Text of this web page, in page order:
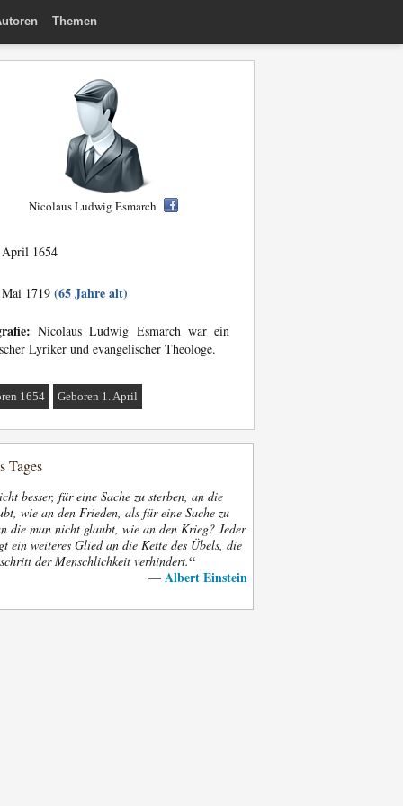
Themen
Nicolaus Ludwig Esmarch
April 1654
1719 (65 Jahre alt)
Nicolaus Ludwig Esmarch war ein
Lyriker und evangelischer Theologe.
1654 Geboren 1. April
Tages
besser, für eine Sache zu sterben, an die
wie an den Frieden, als für eine Sache zu
die man nicht glaubt, wie an den Krieg? Jeder
ein weiteres Glied an die Kette des Übels, die
der Menschlichkeit verhindert.“
— Albert Einstein